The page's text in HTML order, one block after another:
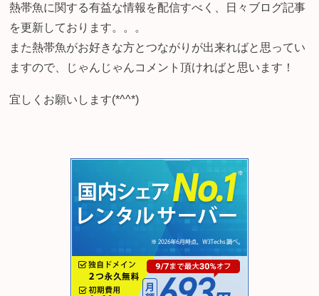
熱帯魚に関する有益な情報を配信すべく、日々ブログ記事
を更新しております。。。
また熱帯魚がお好きな方とつながりが出来ればと思ってい
ますので、じゃんじゃんコメント頂ければと思います！
宜しくお願いします(*^^*)